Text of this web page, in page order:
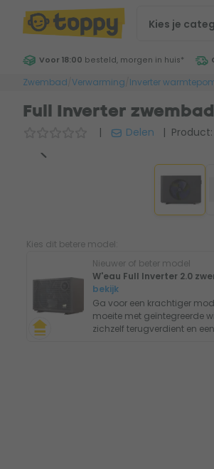
Kies je
Voor 18:00 besteld, morgen in huis*
Zwembad Verwarming Inverter
Full Inverter
| Delen |
Kies dit betere model:
Nieuwer of beter model
W'eau Full Inverter 2.0
bekijk
Ga voor een krachtiger
moeite met geïntegreerde
zichzelf terugverdient en